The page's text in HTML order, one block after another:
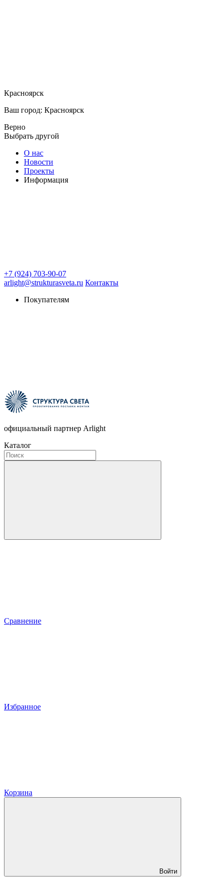
Красноярск
Ваш город: Красноярск
Верно
Выбрать другой
О нас
Новости
Проекты
Информация
+7 (924) 703-90-07
arlight@strukturasveta.ru Контакты
Покупателям
официальный партнер Arlight
Каталог
Сравнение
Избранное
Корзина
Войти